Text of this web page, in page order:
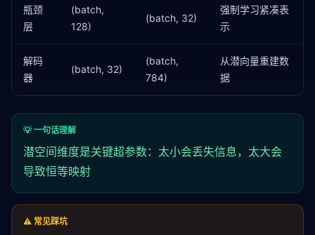
瓶颈
层
(batch,
128)
(batch, 32)
强制学习紧凑表
示
解码
器
(batch, 32)
(batch,
784)
从潜向量重建数
据
💡 一句话理解
潜空间维度是关键超参数：太小会丢失信息，太大会
导致恒等映射
⚠️ 常见踩坑